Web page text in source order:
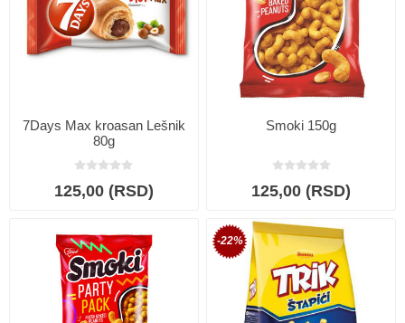
7Days Max kroasan Lešnik
80g
125,00 (RSD)
Smoki 150g
125,00 (RSD)
-22%